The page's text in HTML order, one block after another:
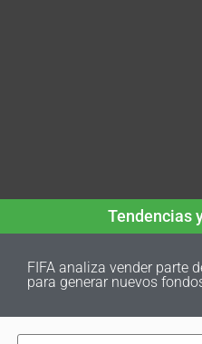
Tendencias
FIFA analiza vender parte
para generar nuevos